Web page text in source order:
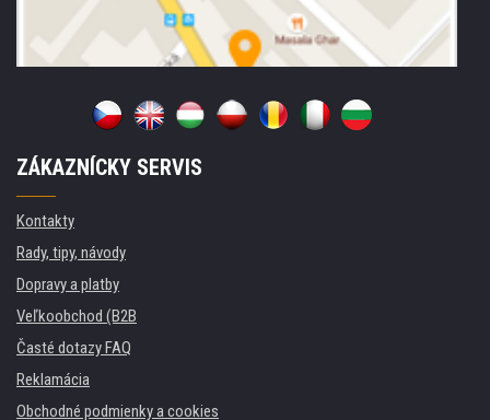
ZÁKAZNÍCKY SERVIS
Kontakty
Rady, tipy, návody
Dopravy a platby
Veľkoobchod (B2B
Časté dotazy FAQ
Reklamácia
Obchodné podmienky a cookies